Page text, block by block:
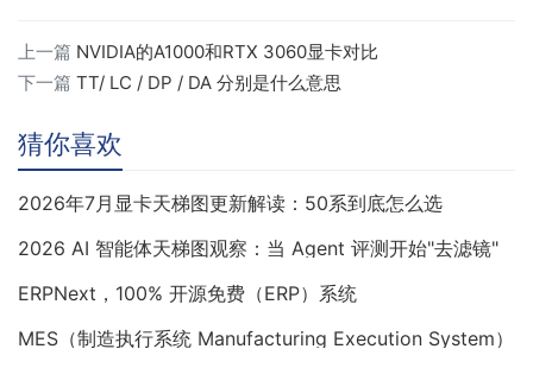
上一篇 NVIDIA的A1000和RTX 3060显卡对比
下一篇 TT/ LC / DP / DA 分别是什么意思
猜你喜欢
2026年7月显卡天梯图更新解读：50系到底怎么选
2026 AI 智能体天梯图观察：当 Agent 评测开始"去滤镜"
ERPNext，100% 开源免费（ERP）系统
MES（制造执行系统 Manufacturing Execution System）